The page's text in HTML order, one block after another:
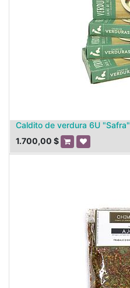
Caldito de verdura 6U "Safra"
1.700,00 $